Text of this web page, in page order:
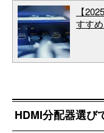
【
すす
HDMI分配器選び